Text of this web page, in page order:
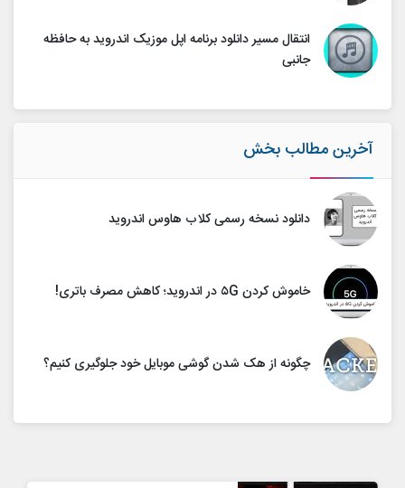
انتقال مسیر دانلود برنامه اپل موزیک اندروید به حافظه
جانبی
آخرین مطالب بخش
دانلود نسخه رسمی کلاب هاوس اندروید
خاموش کردن ۵G در اندروید؛ کاهش مصرف باتری!
چگونه از هک شدن گوشی موبایل خود جلوگیری کنیم؟